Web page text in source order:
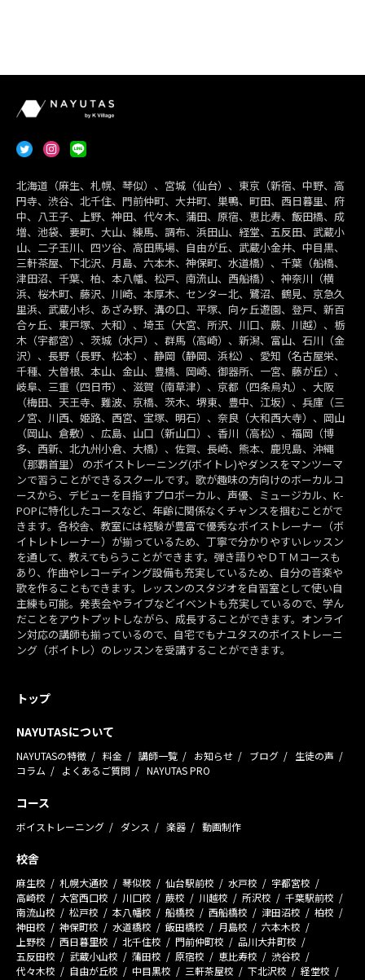
北海道（麻生、札幌、琴似）、宮城（仙台）、東京（新宿、中野、高
円寺、渋谷、北千住、門前仲町、大井町、巣鴨、町田、西日暮里、府
中、八王子、上野、神田、代々木、蒲田、原宿、恵比寿、飯田橋、成
増、池袋、要町、大山、練馬、調布、浜田山、経堂、五反田、武蔵小
山、二子玉川、四ツ谷、高田馬場、自由が丘、武蔵小金井、中目黒、
三軒茶屋、下北沢、月島、六本木、神保町、水道橋）、千葉（船橋、
津田沼、千葉、柏、本八幡、松戸、南流山、西船橋）、神奈川（横
浜、桜木町、藤沢、川崎、本厚木、センター北、鷺沼、鶴見、京急久
里浜、武蔵小杉、あざみ野、溝の口、平塚、向ヶ丘遊園、登戸、新百
合ヶ丘、東戸塚、大和）、埼玉（大宮、所沢、川口、蕨、川越）、栃
木（宇都宮）、茨城（水戸）、群馬（高崎）、新潟、富山、石川（金
沢）、長野（長野、松本）、静岡（静岡、浜松）、愛知（名古屋栄、
千種、大曽根、本山、金山、豊橋、岡崎、御器所、一宮、藤が丘）、
岐阜、三重（四日市）、滋賀（南草津）、京都（四条烏丸）、大阪
（梅田、天王寺、難波、京橋、茨木、堺東、豊中、江坂）、兵庫（三
ノ宮、川西、姫路、西宮、宝塚、明石）、奈良（大和西大寺）、岡山
（岡山、倉敷）、広島、山口（新山口）、香川（高松）、福岡（博
多、西新、北九州小倉、大橋）、佐賀、長崎、熊本、鹿児島、沖縄
（那覇首里） のボイストレーニング(ボイトレ)やダンスをマンツーマ
ンで習うことができるスクールです。歌が趣味の方向けのボーカルコ
ースから、デビューを目指すプロボーカル、声優、ミュージカル、K-
POPに特化したコースなど、年齢に関係なくチャンスを掴むことがで
きます。各校舎、教室には経験が豊富で優秀なボイストレーナー（ボ
イトレトレーナー）が揃っているため、丁寧で分かりやすいレッスン
を通して、教えてもらうことができます。弾き語りやＤＴＭコースも
あり、作曲やレコーディング設備も充実しているため、自分の音楽や
歌を作ることもできます。レッスンのスタジオを自習室として使い自
主練も可能。発表会やライブなどイベントも充実しているので、学ん
だことをアウトプットしながら、成長することができます。オンライ
ン対応の講師も揃っているので、自宅でもナユタスのボイストレーニ
ング（ボイトレ）のレッスンを受講することができます。
トップ
NAYUTASについて
NAYUTASの特徴 料金 講師一覧 お知らせ ブログ
生徒の声
コラム
よくあるご質問 NAYUTAS PRO
コース
ボイストレーニング ダンス 楽器 動画制作
校舎
麻生校 札幌大通校 琴似校 仙台駅前校 水戸校
宇都宮校
高崎校
大宮西口校 川口校 蕨校 川越校 所沢校
千葉駅前校
南流山校
松戸校 本八幡校 船橋校 西船橋校 津田沼校
柏校
神田校
神保町校 水道橋校 飯田橋校 月島校
六本木校
上野校
西日暮里校 北千住校 門前仲町校
品川大井町校
五反田校
武蔵小山校 蒲田校 原宿校 恵比寿校
渋谷校
代々木校
自由が丘校 中目黒校 三軒茶屋校 下北沢校
経堂校